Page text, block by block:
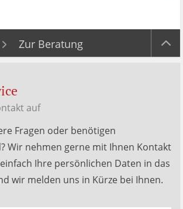
Zur Beratung
auf
Fragen oder benötigen
Wir nehmen gerne mit Ihnen Kontakt
Ihre persönlichen Daten in das
wir melden uns in Kürze bei Ihnen.